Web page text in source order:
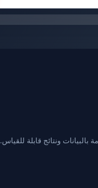
ونتائج قابلة للقياس.